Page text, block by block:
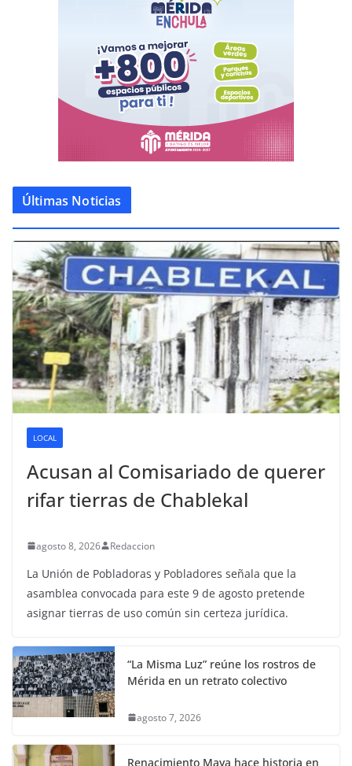
Últimas Noticias
LOCAL
Acusan al Comisariado de querer
rifar tierras de Chablekal
agosto 8, 2026 Redaccion
La Unión de Pobladoras y Pobladores señala que la
asamblea convocada para este 9 de agosto pretende
asignar tierras de uso común sin certeza jurídica.
“La Misma Luz” reúne los rostros de
Mérida en un retrato colectivo
agosto 7, 2026
Renacimiento Maya hace historia en